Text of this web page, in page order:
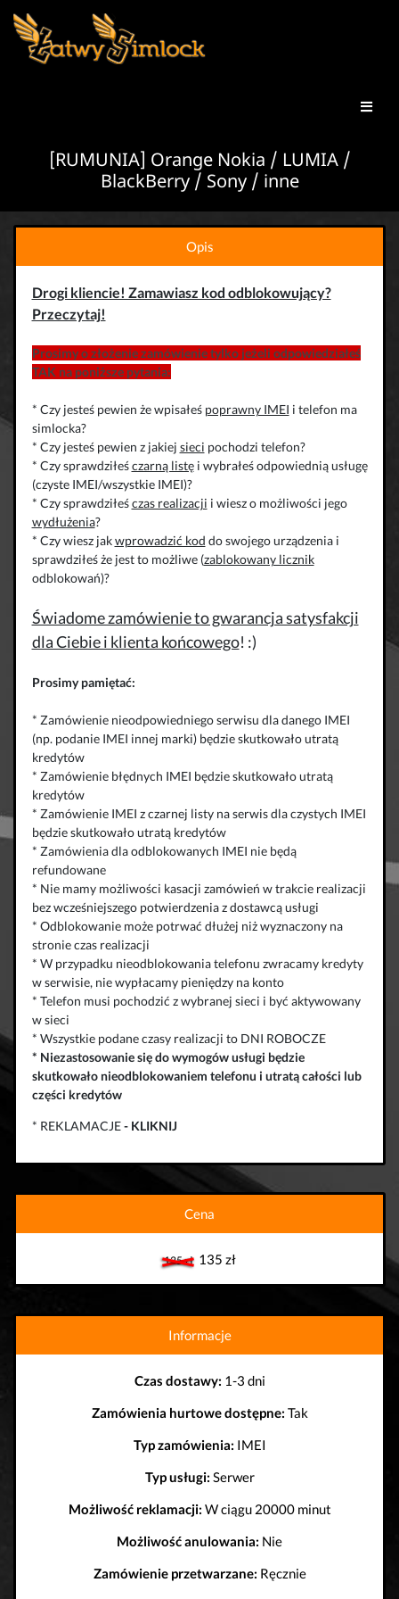
[RUMUNIA] Orange Nokia / LUMIA /
BlackBerry / Sony / inne
Opis
Drogi kliencie! Zamawiasz kod odblokowujący?
Przeczytaj!
Prosimy o złożenie zamówienie tylko jeżeli odpowiedziałeś
TAK na poniższe pytania:
* Czy jesteś pewien że wpisałeś poprawny IMEI i telefon ma
simlocka?
* Czy jesteś pewien z jakiej sieci pochodzi telefon?
* Czy sprawdziłeśczarną listęi wybrałeś odpowiednią usługę
(czyste IMEI/wszystkie IMEI)?
* Czy sprawdziłeśczas realizacji i wiesz o możliwości jego
wydłużenia?
* Czy wiesz jakwprowadzić kod do swojego urządzenia i
sprawdziłeś że jest to możliwe (zablokowany licznik
odblokowań)?
Świadome zamówienie to gwarancja satysfakcji
dla Ciebie i klienta końcowego! :)
Prosimy pamiętać:
* Zamówienie nieodpowiedniego serwisu dla danego IMEI
(np. podanie IMEI innej marki) będzie skutkowało utratą
kredytów
* Zamówienie błędnych IMEI będzie skutkowało utratą
kredytów
* Zamówienie IMEI z czarnej listy na serwis dla czystych IMEI
będzie skutkowało utratą kredytów
* Zamówienia dla odblokowanych IMEI nie będą
refundowane
* Nie mamy możliwości kasacji zamówień w trakcie realizacji
bez wcześniejszego potwierdzenia z dostawcą usługi
* Odblokowanie może potrwać dłużej niż wyznaczony na
stronie czas realizacji
* W przypadku nieodblokowania telefonu zwracamy kredyty
w serwisie, nie wypłacamy pieniędzy na konto
* Telefon musi pochodzić z wybranej sieci i być aktywowany
w sieci
* Wszystkie podane czasy realizacji to DNI ROBOCZE
* Niezastosowanie się do wymogów usługi będzie
skutkowało nieodblokowaniem telefonu i utratą całości lub
części kredytów
* REKLAMACJE- KLIKNIJ
Cena
135 zł135 zł
Informacje
Czas dostawy: 1-3 dni
Zamówienia hurtowe dostępne: Tak
Typ zamówienia: IMEI
Typ usługi: Serwer
Możliwość reklamacji: W ciągu 20000 minut
Możliwość anulowania: Nie
Zamówienie przetwarzane: Ręcznie